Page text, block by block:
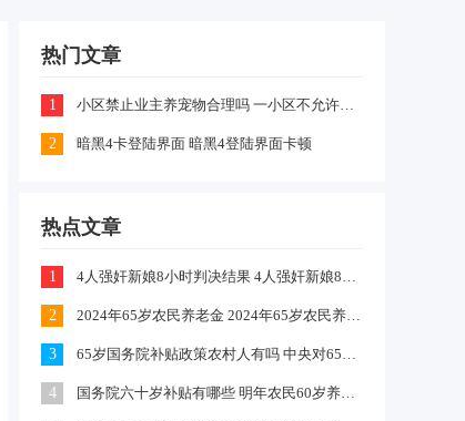
热门文章
1 小区禁止业主养宠物合理吗 一小区不允许业主喂养猫咪和狗狗是怎么回事
2 暗黑4卡登陆界面 暗黑4登陆界面卡顿
热点文章
1 4人强奸新娘8小时判决结果 4人强奸新娘8小时案件嫌疑犯判刑什么情况
2 2024年65岁农民养老金 2024年65岁农民养老金上涨多少
3 65岁国务院补贴政策农村人有吗 中央对65岁以上老人有补贴吗
4 国务院六十岁补贴有哪些 明年农民60岁养老金每月领多少钱